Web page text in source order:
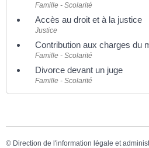
Famille - Scolarité
Accès au droit et à la justice
Justice
Contribution aux charges du
Famille - Scolarité
Divorce devant un juge
Famille - Scolarité
© Direction de l'information légale et